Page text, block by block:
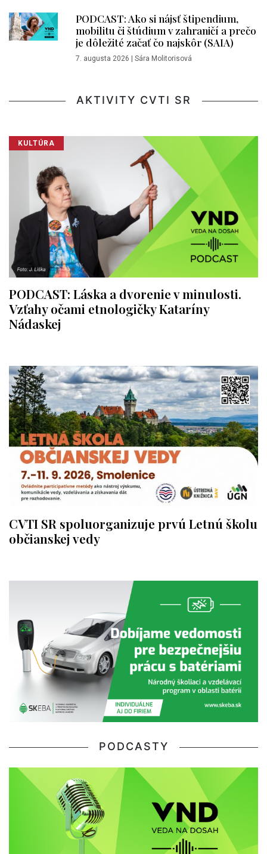
PODCAST: Ako si nájsť štipendium,
mobilitu či štúdium v zahraničí a prečo
je dôležité začať čo najskôr (SAIA)
7. augusta 2026 Sára Molitorisová
AKTIVITY CVTI SR
KULTÚRA
PODCAST: Láska a dvorenie v minulosti.
Vzťahy očami etnologičky Kataríny
Nádaskej
CVTI SR spoluorganizuje prvú Letnú školu
občianskej vedy
PODCASTY